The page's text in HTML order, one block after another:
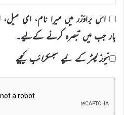
اس براؤزر میں میرا نام، ای
بار جب میں تبصرہ کرنے کےلیے۔
نیوز لیٹر کے لیے سبسکرائب کیجیے